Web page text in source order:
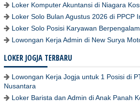
Loker Komputer Akuntansi di Niagara
Loker Solo Bulan Agustus 2026 di PPCP
Loker Solo Posisi Karyawan
Lowongan Kerja Admin di New Surya
LOKER JOGJA TERBARU
Lowongan Kerja Jogja untuk 1 Posisi di
Nusantara
Loker Barista dan Admin di Anak Panah